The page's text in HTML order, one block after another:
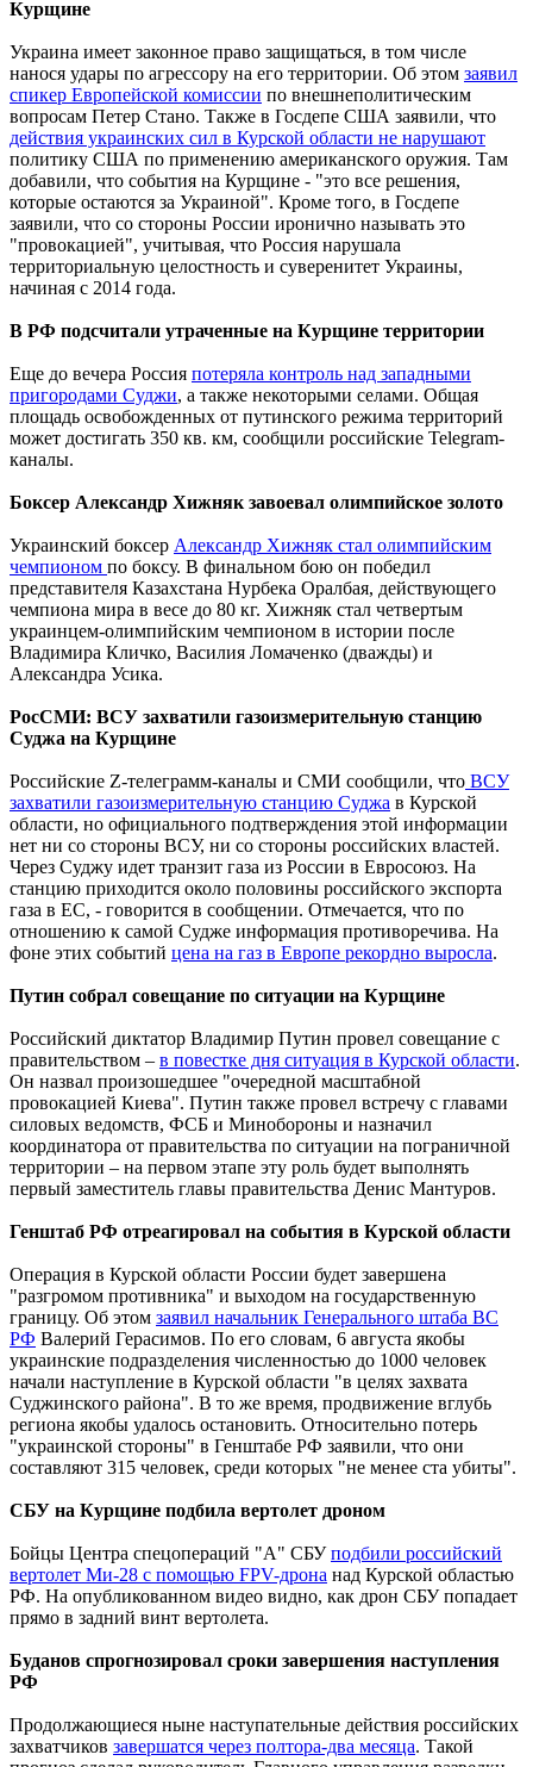
Курщине
Украина имеет законное право защищаться, в том числе
нанося удары по агрессору на его территории. Об этом заявил
спикер Европейской комиссии по внешнеполитическим
вопросам Петер Стано. Также в Госдепе США заявили, что
действия украинских сил в Курской области не нарушают
политику США по применению американского оружия. Там
добавили, что события на Курщине - "это все решения,
которые остаются за Украиной". Кроме того, в Госдепе
заявили, что со стороны России иронично называть это
"провокацией", учитывая, что Россия нарушала
территориальную целостность и суверенитет Украины,
начиная с 2014 года.
В РФ подсчитали утраченные на Курщине территории
Еще до вечера Россия потеряла контроль над западными
пригородами Суджи, а также некоторыми селами. Общая
площадь освобожденных от путинского режима территорий
может достигать 350 кв. км, сообщили российские Telegram-
каналы.
Боксер Александр Хижняк завоевал олимпийское золото
Украинский боксер Александр Хижняк стал олимпийским
чемпионом по боксу. В финальном бою он победил
представителя Казахстана Нурбека Оралбая, действующего
чемпиона мира в весе до 80 кг. Хижняк стал четвертым
украинцем-олимпийским чемпионом в истории после
Владимира Кличко, Василия Ломаченко (дважды) и
Александра Усика.
РосСМИ: ВСУ захватили газоизмерительную станцию ​​
Суджа на Курщине
Российские Z-телеграмм-каналы и СМИ сообщили, что ВСУ
захватили газоизмерительную станцию ​​Суджа в Курской
области, но официального подтверждения этой информации
нет ни со стороны ВСУ, ни со стороны российских властей.
Через Суджу идет транзит газа из России в Евросоюз. На
станцию ​​приходится около половины российского экспорта
газа в ЕС, - говорится в сообщении. Отмечается, что по
отношению к самой Судже информация противоречива. На
фоне этих событий цена на газ в Европе рекордно выросла.
Путин собрал совещание по ситуации на Курщине
Российский диктатор Владимир Путин провел совещание с
правительством – в повестке дня ситуация в Курской области.
Он назвал произошедшее "очередной масштабной
провокацией Киева". Путин также провел встречу с главами
силовых ведомств, ФСБ и Минобороны и назначил
координатора от правительства по ситуации на пограничной
территории – на первом этапе эту роль будет выполнять
первый заместитель главы правительства Денис Мантуров.
Генштаб РФ отреагировал на события в Курской области
Операция в Курской области России будет завершена
"разгромом противника" и выходом на государственную
границу. Об этом заявил начальник Генерального штаба ВС
РФ Валерий Герасимов. По его словам, 6 августа якобы
украинские подразделения численностью до 1000 человек
начали наступление в Курской области "в целях захвата
Суджинского района". В то же время, продвижение вглубь
региона якобы удалось остановить. Относительно потерь
"украинской стороны" в Генштабе РФ заявили, что они
составляют 315 человек, среди которых "не менее ста убиты".
СБУ на Курщине подбила вертолет дроном
Бойцы Центра спецопераций "А" СБУподбили российский
вертолет Ми-28 с помощью FPV-дрона над Курской областью
РФ. На опубликованном видео видно, как дрон СБУ попадает
прямо в задний винт вертолета.
Буданов спрогнозировал сроки завершения наступления
РФ
Продолжающиеся ныне наступательные действия российских
захватчиков завершатся через полтора-два месяца. Такой